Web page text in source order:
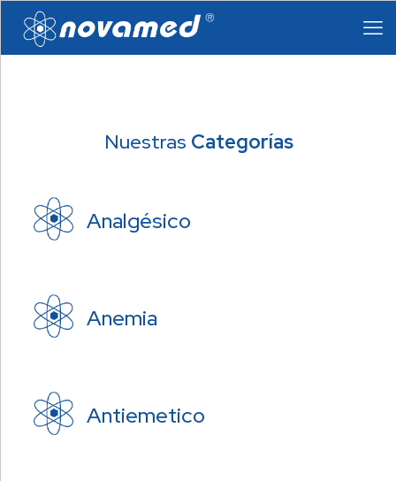
Nuestras Categorías
Analgésico
Anemia
Antiemetico